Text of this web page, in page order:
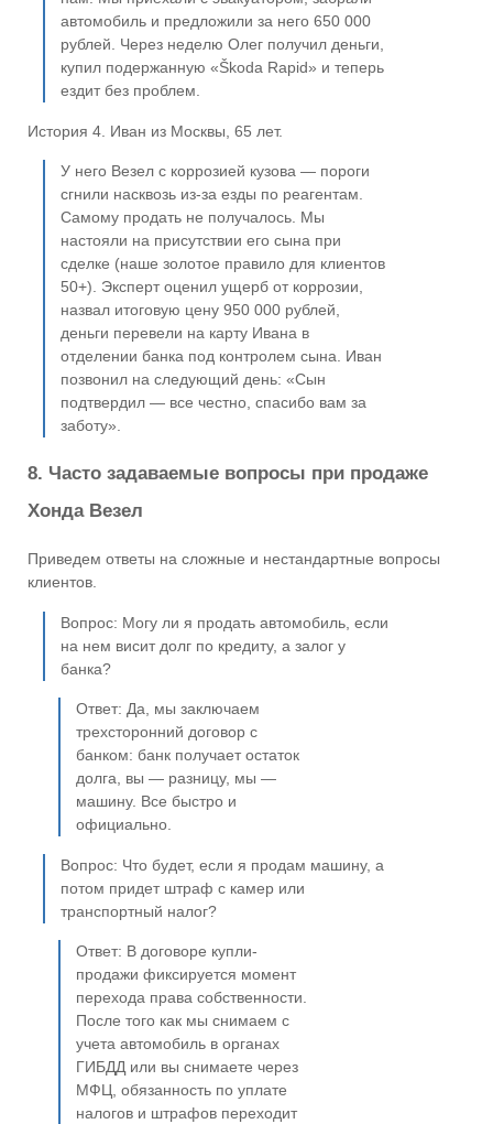
автомобиль и предложили за него 650 000
рублей. Через неделю Олег получил деньги,
купил подержанную «Škoda Rapid» и теперь
ездит без проблем.
История 4. Иван из Москвы, 65 лет.
У него Везел с коррозией кузова — пороги
сгнили насквозь из-за езды по реагентам.
Самому продать не получалось. Мы
настояли на присутствии его сына при
сделке (наше золотое правило для клиентов
50+). Эксперт оценил ущерб от коррозии,
назвал итоговую цену 950 000 рублей,
деньги перевели на карту Ивана в
отделении банка под контролем сына. Иван
позвонил на следующий день: «Сын
подтвердил — все честно, спасибо вам за
заботу».
8. Часто задаваемые вопросы при продаже
Хонда Везел
Приведем ответы на сложные и нестандартные вопросы
клиентов.
Вопрос: Могу ли я продать автомобиль, если
на нем висит долг по кредиту, а залог у
банка?
Ответ: Да, мы заключаем
трехсторонний договор с
банком: банк получает остаток
долга, вы — разницу, мы —
машину. Все быстро и
официально.
Вопрос: Что будет, если я продам машину, а
потом придет штраф с камер или
транспортный налог?
Ответ: В договоре купли-
продажи фиксируется момент
перехода права собственности.
После того как мы снимаем с
учета автомобиль в органах
ГИБДД или вы снимаете через
МФЦ, обязанность по уплате
налогов и штрафов переходит